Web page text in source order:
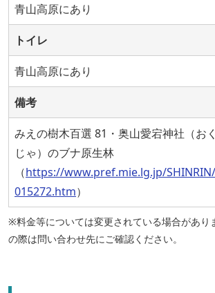
青山高原にあり
トイレ
青山高原にあり
備考
みえの樹木百選 81・奥山愛宕神社（お
じゃ）のブナ原生林
（https://www.pref.mie.lg.jp/
015272.htm）
※料金等については変更されている場合があり
の際は問い合わせ先にご確認ください。